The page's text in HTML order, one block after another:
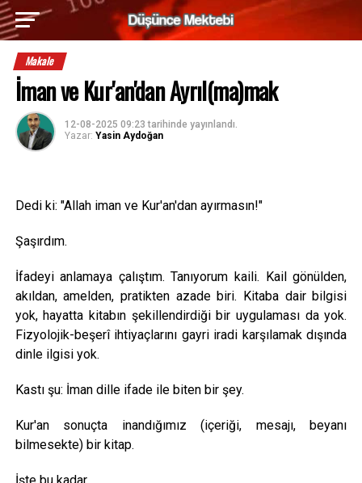
Makale
İman ve Kur'an'dan Ayrıl(ma)mak
12-08-2025 09:23 tarihinde yayınlandı.
Yazar: Yasin Aydoğan
Dedi ki: "Allah iman ve Kur'an'dan ayırmasın!"
Şaşırdım.
İfadeyi anlamaya çalıştım. Tanıyorum kaili. Kail gönülden,
akıldan, amelden, pratikten azade biri. Kitaba dair bilgisi
yok, hayatta kitabın şekillendirdiği bir uygulaması da yok.
Fizyolojik-beşerî ihtiyaçlarını gayri iradi karşılamak dışında
dinle ilgisi yok.
Kastı şu: İman dille ifade ile biten bir şey.
Kur'an sonuçta inandığımız (içeriği, mesajı, beyanı
bilmesekte) bir kitap.